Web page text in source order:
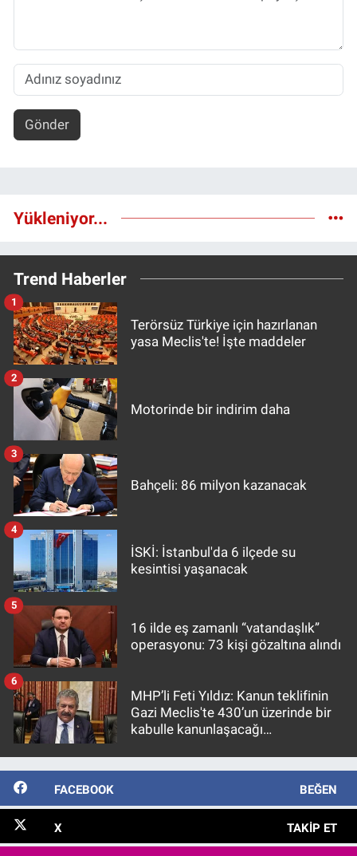
Gönder
Yükleniyor...
Trend Haberler
Terörsüz Türkiye için hazırlanan
yasa Meclis'te! İşte maddeler
1
Motorinde bir indirim daha
2
Bahçeli: 86 milyon kazanacak
3
İSKİ: İstanbul'da 6 ilçede su
kesintisi yaşanacak
4
16 ilde eş zamanlı “vatandaşlık”
operasyonu: 73 kişi gözaltına alındı
5
MHP’li Feti Yıldız: Kanun teklifinin
Gazi Meclis'te 430’un üzerinde bir
kabulle kanunlaşacağı
6
FACEBOOK BEĞEN
X TAKIP ET